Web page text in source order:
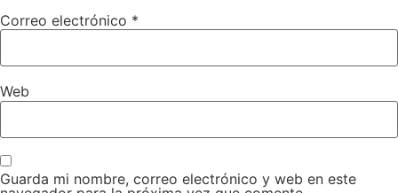
Correo electrónico *
Web
Guarda mi nombre, correo electrónico y web en este